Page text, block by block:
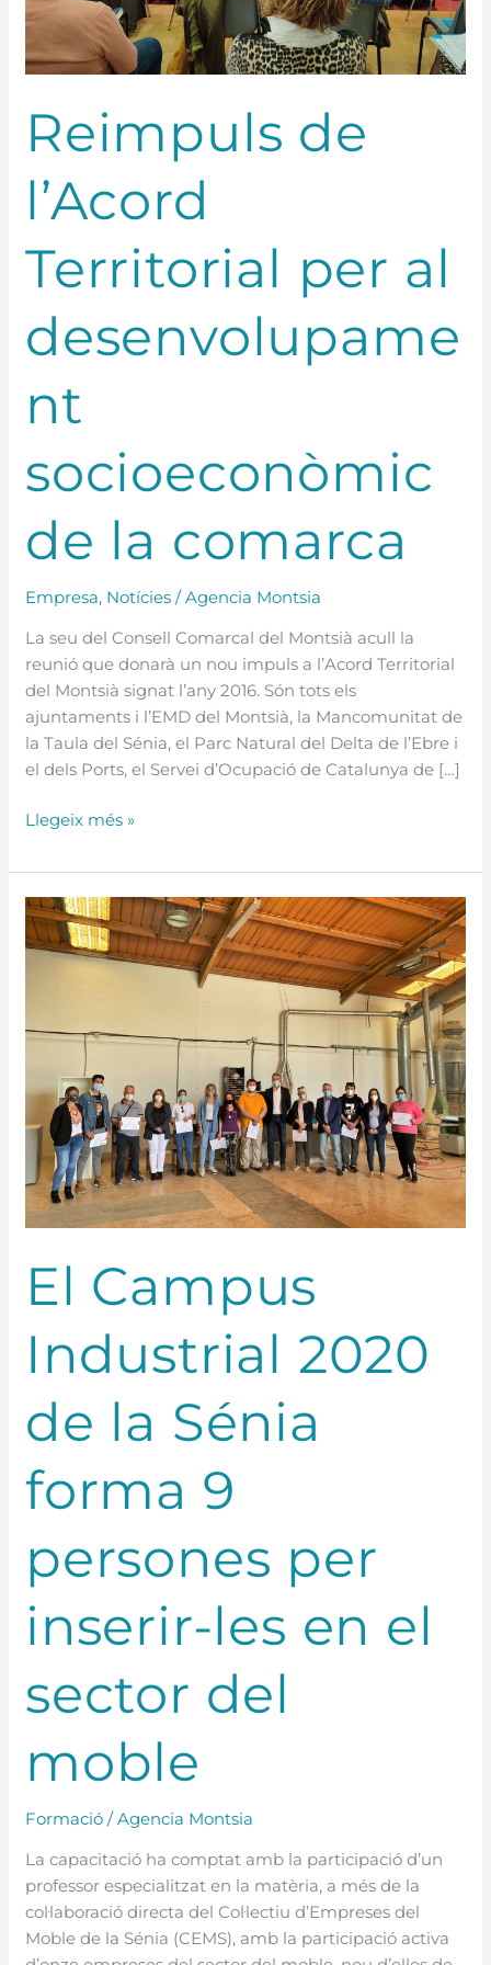
Reimpuls de
l’Acord
Territorial per al
desenvolupame
nt
socioeconòmic
de la comarca
Empresa, Notícies /Agencia Montsia
La seu del Consell Comarcal del Montsià acull la
reunió que donarà un nou impuls a l’Acord Territorial
del Montsià signat l’any 2016. Són tots els
ajuntaments i l’EMD del Montsià, la Mancomunitat de
la Taula del Sénia, el Parc Natural del Delta de l’Ebre i
el dels Ports, el Servei d’Ocupació de Catalunya de […]
comarca
Llegeix més »
El Campus
Industrial 2020
de la Sénia
forma 9
persones per
inserir-les en el
sector del
moble
Formació /Agencia Montsia
La capacitació ha comptat amb la participació d’un
professor especialitzat en la matèria, a més de la
col·laboració directa del Col·lectiu d’Empreses del
Moble de la Sénia (CEMS), amb la participació activa
El
Campus
Industrial
la
forma
9
persones
per
inserir-
les
el
sector
moble